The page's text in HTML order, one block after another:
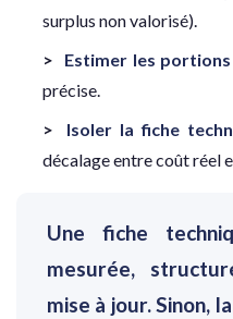
surplus non valorisé).
Estimer les portions
précise.
Isoler la fiche
décalage entre coût réel
Une fiche
mesurée,
mise à jour. Sinon,